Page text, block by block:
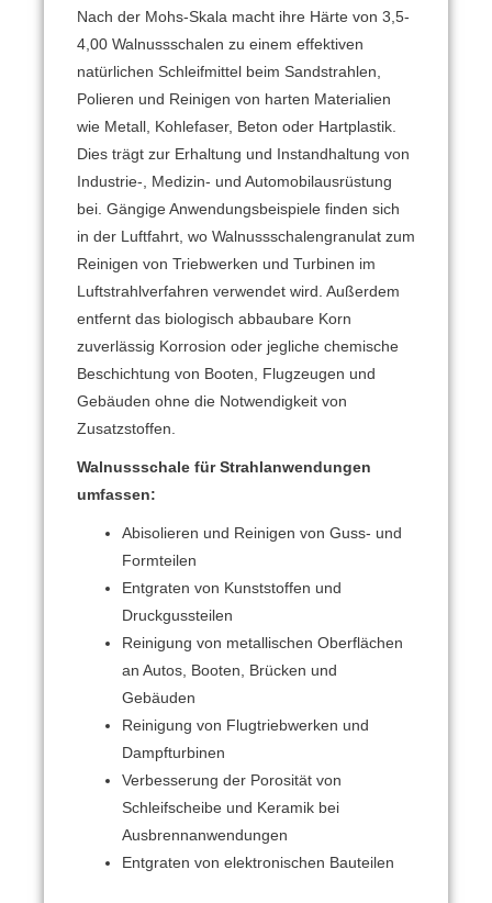
Nach der Mohs-Skala macht ihre Härte von 3,5-
4,00 Walnussschalen zu einem effektiven
natürlichen Schleifmittel beim Sandstrahlen,
Polieren und Reinigen von harten Materialien
wie Metall, Kohlefaser, Beton oder Hartplastik.
Dies trägt zur Erhaltung und Instandhaltung von
Industrie-, Medizin- und Automobilausrüstung
bei. Gängige Anwendungsbeispiele finden sich
in der Luftfahrt, wo Walnussschalengranulat zum
Reinigen von Triebwerken und Turbinen im
Luftstrahlverfahren verwendet wird. Außerdem
entfernt das biologisch abbaubare Korn
zuverlässig Korrosion oder jegliche chemische
Beschichtung von Booten, Flugzeugen und
Gebäuden ohne die Notwendigkeit von
Zusatzstoffen.
Walnussschale für Strahlanwendungen
umfassen:
Abisolieren und Reinigen von Guss- und
Formteilen
Entgraten von Kunststoffen und
Druckgussteilen
Reinigung von metallischen Oberflächen
an Autos, Booten, Brücken und
Gebäuden
Reinigung von Flugtriebwerken und
Dampfturbinen
Verbesserung der Porosität von
Schleifscheibe und Keramik bei
Ausbrennanwendungen
Entgraten von elektronischen Bauteilen